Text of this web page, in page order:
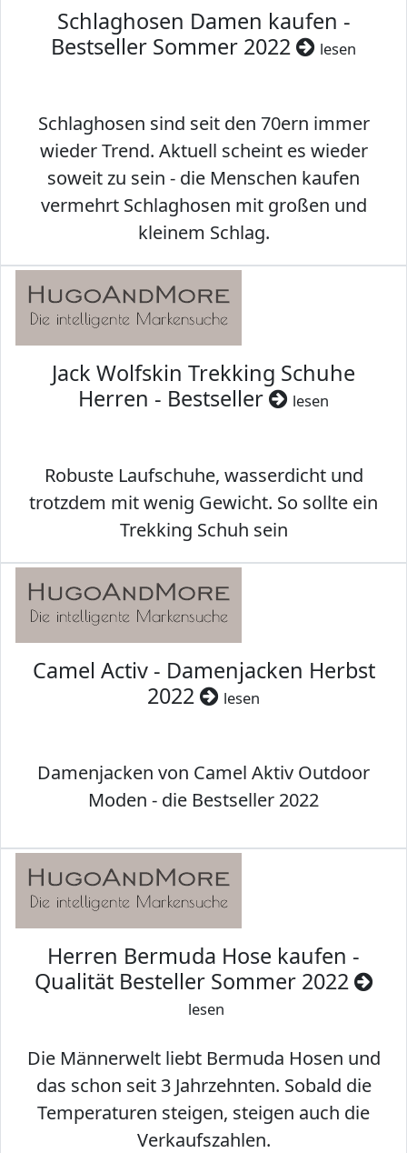
Schlaghosen Damen kaufen -
Bestseller Sommer 2022
lesen
Schlaghosen sind seit den 70ern immer
wieder Trend. Aktuell scheint es wieder
soweit zu sein - die Menschen kaufen
vermehrt Schlaghosen mit großen und
kleinem Schlag.
Jack Wolfskin Trekking Schuhe
Herren - Bestseller
lesen
Robuste Laufschuhe, wasserdicht und
trotzdem mit wenig Gewicht. So sollte ein
Trekking Schuh sein
Camel Activ - Damenjacken Herbst
2022
lesen
Damenjacken von Camel Aktiv Outdoor
Moden - die Bestseller 2022
Herren Bermuda Hose kaufen -
Qualität Besteller Sommer 2022
lesen
Die Männerwelt liebt Bermuda Hosen und
das schon seit 3 Jahrzehnten. Sobald die
Temperaturen steigen, steigen auch die
Verkaufszahlen.